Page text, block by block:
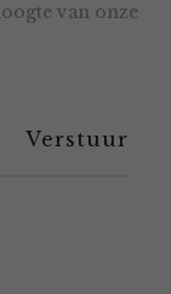
van onze